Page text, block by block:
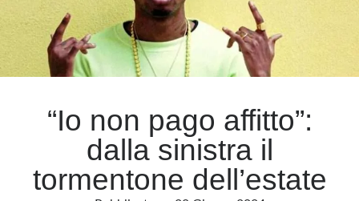
“Io non pago affitto”:
dalla sinistra il
tormentone dell’estate